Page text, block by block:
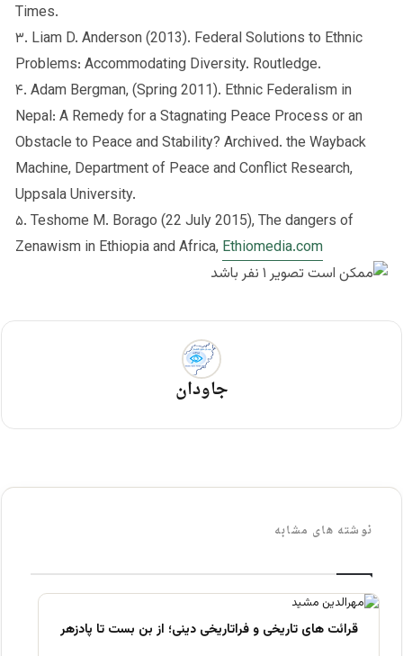
Times.
۳. Liam D. Anderson (2013). Federal Solutions to Ethnic
Problems: Accommodating Diversity. Routledge.
۴. Adam Bergman, (Spring 2011). Ethnic Federalism in
Nepal: A Remedy for a Stagnating Peace Process or an
Obstacle to Peace and Stability? Archived. the Wayback
Machine, Department of Peace and Conflict Research,
Uppsala University.
۵. Teshome M. Borago (22 July 2015), The dangers of
Zenawism in Ethiopia and Africa, Ethiomedia.com
جاودان
نوشته های مشابه